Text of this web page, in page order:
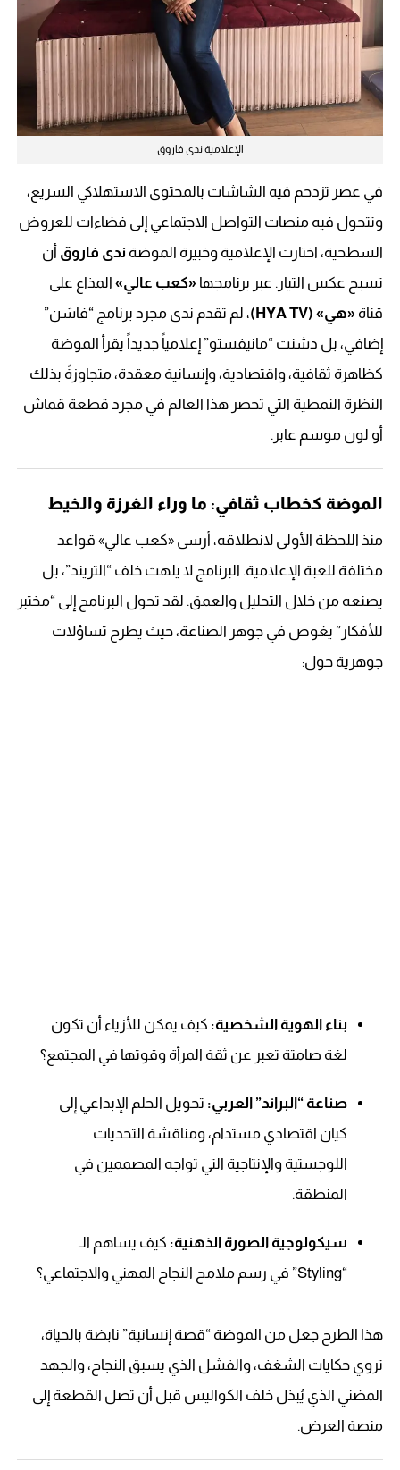
الإعلامية ندى فاروق
في عصر تزدحم فيه الشاشات بالمحتوى الاستهلاكي السريع،
وتتحول فيه منصات التواصل الاجتماعي إلى فضاءات للعروض
السطحية، اختارت الإعلامية وخبيرة الموضة ندى فاروق أن
تسبح عكس التيار. عبر برنامجها «كعب عالي»المذاع على
قناة «هي» (HYA TV)
، لم تقدم ندى مجرد برنامج “فاشن”
إضافي، بل دشنت “مانيفستو” إعلامياً جديداً يقرأ الموضة
كظاهرة ثقافية، واقتصادية، وإنسانية معقدة، متجاوزةً بذلك
النظرة النمطية التي تحصر هذا العالم في مجرد قطعة قماش
أو لون موسم عابر.
الموضة كخطاب ثقافي: ما وراء الغرزة والخيط
منذ اللحظة الأولى لانطلاقه، أرسى «كعب عالي» قواعد
مختلفة للعبة الإعلامية. البرنامج لا يلهث خلف “التريند”، بل
يصنعه من خلال التحليل والعمق. لقد تحول البرنامج إلى “مختبر
للأفكار” يغوص في جوهر الصناعة، حيث يطرح تساؤلات
جوهرية حول:
بناء الهوية الشخصية: كيف يمكن للأزياء أن تكون
لغة صامتة تعبر عن ثقة المرأة وقوتها في المجتمع؟
صناعة “البراند” العربي: تحويل الحلم الإبداعي إلى
كيان اقتصادي مستدام، ومناقشة التحديات
اللوجستية والإنتاجية التي تواجه المصممين في
المنطقة.
سيكولوجية الصورة الذهنية: كيف يساهم الـ
“Styling” في رسم ملامح النجاح المهني والاجتماعي؟
هذا الطرح جعل من الموضة “قصة إنسانية” نابضة بالحياة،
تروي حكايات الشغف، والفشل الذي يسبق النجاح، والجهد
المضني الذي يُبذل خلف الكواليس قبل أن تصل القطعة إلى
منصة العرض.